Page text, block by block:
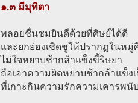
๑.๓ มีมุทิตา
พลอยชื่นชมยินดีด้วยที่ศิษย์ได้ดี
และยกย่องเชิดชูให้ปรากฏในหมู่
ไม่ใจหยาบช้ากล้าแข็งขี้ริษยา
ถือเอาความผิดหยาบช้ากล้าแข็งเ
ที่เกาะกินความรักความเคารพนั